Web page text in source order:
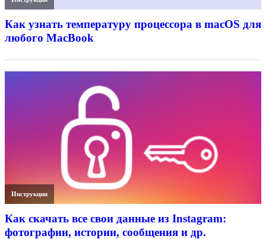
Как узнать температуру процессора в macOS для
любого MacBook
Инструкции
Как скачать все свои данные из Instagram:
фотографии, истории, сообщения и др.